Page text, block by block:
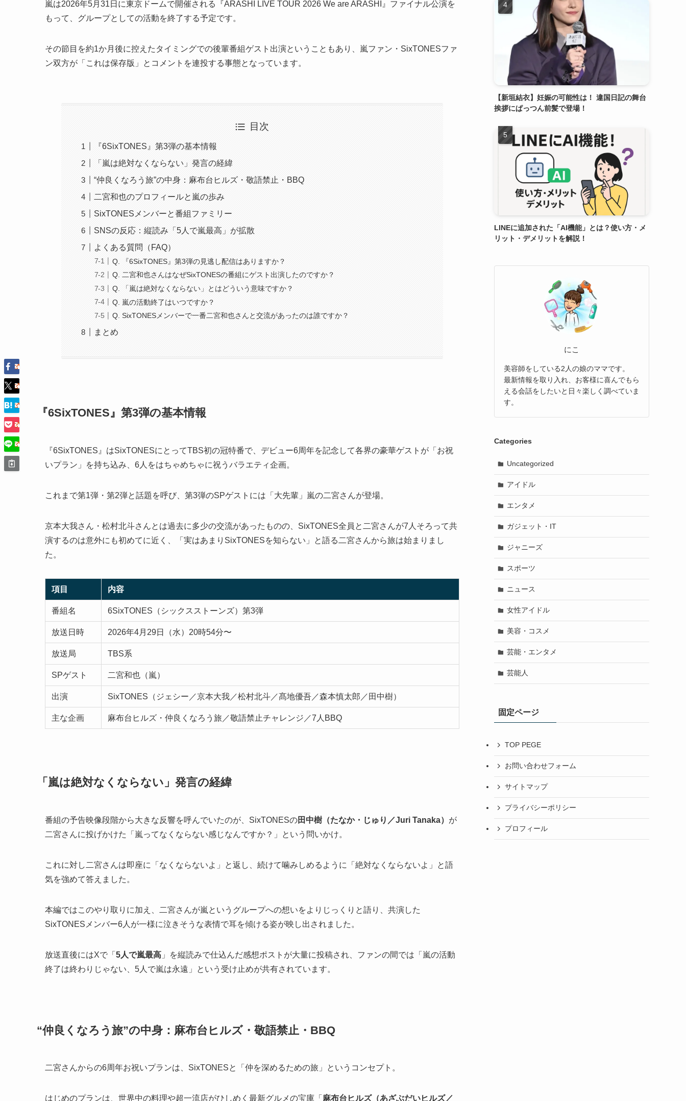
嵐は2026年5月31日に東京ドームで開催される『ARASHI LIVE TOUR 2026 We are ARASHI』ファイナル公演を
もって、グループとしての活動を終了する予定です。
その節目を約1か月後に控えたタイミングでの後輩番組ゲスト出演ということもあり、嵐ファン・SixTONESファ
ン双方が「これは保存版」とコメントを連投する事態となっています。
目次
『6SixTONES』第3弾の基本情報
「嵐は絶対なくならない」発言の経緯
“仲良くなろう旅”の中身：麻布台ヒルズ・敬語禁止・BBQ
二宮和也のプロフィールと嵐の歩み
SixTONESメンバーと番組ファミリー
SNSの反応：縦読み「5人で嵐最高」が拡散
よくある質問（FAQ）
Q. 『6SixTONES』第3弾の見逃し配信はありますか？
Q. 二宮和也さんはなぜSixTONESの番組にゲスト出演したのですか？
Q. 「嵐は絶対なくならない」とはどういう意味ですか？
Q. 嵐の活動終了はいつですか？
Q. SixTONESメンバーで一番二宮和也さんと交流があったのは誰ですか？
まとめ
『6SixTONES』第3弾の基本情報
『6SixTONES』はSixTONESにとってTBS初の冠特番で、デビュー6周年を記念して各界の豪華ゲストが「お祝
いプラン」を持ち込み、6人をはちゃめちゃに祝うバラエティ企画。
これまで第1弾・第2弾と話題を呼び、第3弾のSPゲストには「大先輩」嵐の二宮さんが登場。
京本大我さん・松村北斗さんとは過去に多少の交流があったものの、SixTONES全員と二宮さんが7人そろって共
演するのは意外にも初めてに近く、「実はあまりSixTONESを知らない」と語る二宮さんから旅は始まりまし
た。
項目 内容
番組名 6SixTONES（シックスストーンズ）第3弾
放送日時 2026年4月29日（水）20時54分〜
放送局 TBS系
SPゲスト 二宮和也（嵐）
出演 SixTONES（ジェシー／京本大我／松村北斗／髙地優吾／森本慎太郎／田中樹）
主な企画 麻布台ヒルズ・仲良くなろう旅／敬語禁止チャレンジ／7人BBQ
「嵐は絶対なくならない」発言の経緯
番組の予告映像段階から大きな反響を呼んでいたのが、SixTONESの田中樹（たなか・じゅり／Juri Tanaka） が
二宮さんに投げかけた「嵐ってなくならない感じなんですか？」という問いかけ。
これに対し二宮さんは即座に「なくならないよ」と返し、続けて噛みしめるように「絶対なくならないよ」と語
気を強めて答えました。
本編ではこのやり取りに加え、二宮さんが嵐というグループへの想いをよりじっくりと語り、共演した
SixTONESメンバー6人が一様に泣きそうな表情で耳を傾ける姿が映し出されました。
放送直後にはXで「 5人で嵐最高 」を縦読みで仕込んだ感想ポストが大量に投稿され、ファンの間では「嵐の活動
終了は終わりじゃない、5人で嵐は永遠」という受け止めが共有されています。
“仲良くなろう旅”の中身：麻布台ヒルズ・敬語禁止・BBQ
二宮さんからの6周年お祝いプランは、SixTONESと「仲を深めるための旅」というコンセプト。
はじめのプランは、世界中の料理や超一流店がひしめく最新グルメの宝庫「 麻布台ヒルズ（あざぶだいヒルズ／
【新垣結衣】妊娠の可能性は！ 違国日記の舞台
挨拶にぱっつん前髪で登場！
LINEに追加された「AI機能」とは？使い方・メ
リット・デメリットを解説！
にこ
美容師をしている2人の娘のママです。
最新情報を取り入れ、お客様に喜んでもら
える会話をしたいと日々楽しく調べていま
す。
Categories
Uncategorized
アイドル
エンタメ
ガジェット・IT
ジャニーズ
スポーツ
ニュース
女性アイドル
美容・コスメ
芸能・エンタメ
芸能人
固定ページ
TOP PEGE
お問い合わせフォーム
サイトマップ
プライバシーポリシー
プロフィール